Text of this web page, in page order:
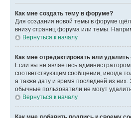
Как мне создать тему в форуме?
Для создания новой темы в форуме
внизу страниц форума или темы.
Вернуться к началу
Как мне отредактировать или
Если вы не являетесь
соответствующем сообщении, иногда
а также дату и время последней из
обычные пользователи не могут
Вернуться к началу